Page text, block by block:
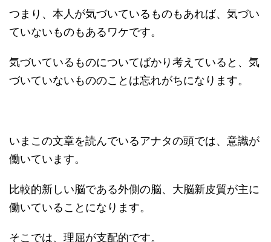
つまり、本人が気づいているものもあれば、気づい
ていないものもあるワケです。
気づいているものについてばかり考えていると、気
づいていないもののことは忘れがちになります。
いまこの文章を読んでいるアナタの頭では、意識が
働いています。
比較的新しい脳である外側の脳、大脳新皮質が主に
働いていることになります。
そこでは、理屈が支配的です。